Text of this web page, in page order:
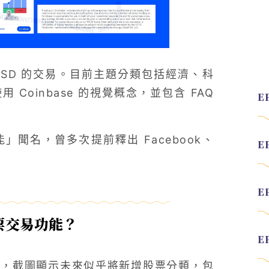
的交易。目前主題分類包括經濟、科
Coinbase 的視覺概念，並包含 FAQ
聞名，曾多次提前釋出 Facebook、
易功能？
截圖顯示未來似乎將新增股票分類，包